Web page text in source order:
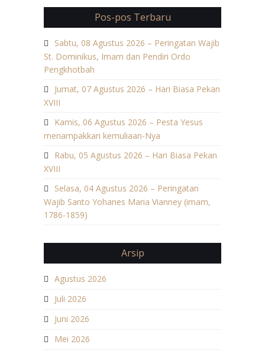
Pos-pos Terbaru
Sabtu, 08 Agustus 2026 – Peringatan Wajib
St. Dominikus, Imam dan Pendiri Ordo
Pengkhotbah
Jumat, 07 Agustus 2026 – Hari Biasa Pekan
XVIII
Kamis, 06 Agustus 2026 – Pesta Yesus
menampakkan kemuliaan-Nya
Rabu, 05 Agustus 2026 – Hari Biasa Pekan
XVIII
Selasa, 04 Agustus 2026 – Peringatan
Wajib Santo Yohanes Maria Vianney (imam,
1786-1859)
Arsip
Agustus 2026
Juli 2026
Juni 2026
Mei 2026